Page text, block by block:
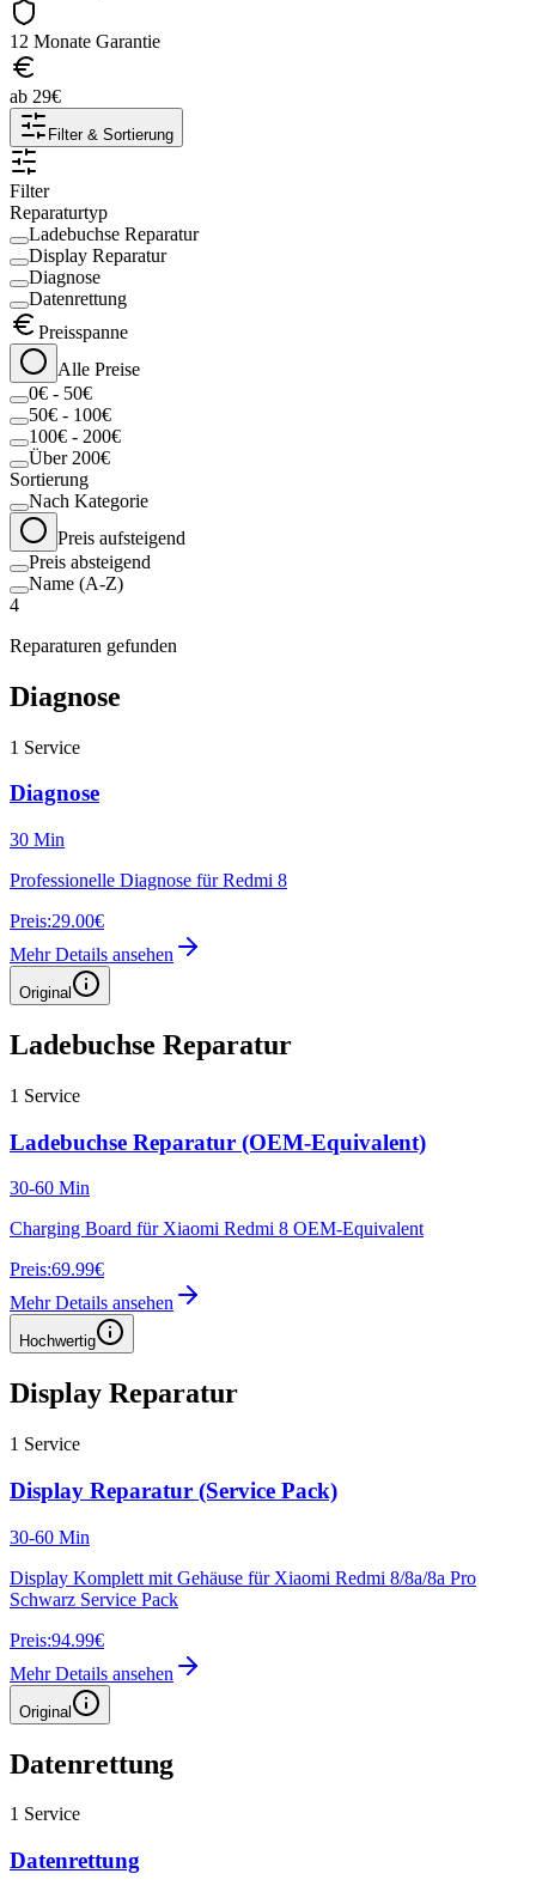
12 Monate Garantie
ab 29€
Filter & Sortierung
Filter
Reparaturtyp
Ladebuchse Reparatur
Display Reparatur
Diagnose
Datenrettung
Preisspanne
Alle Preise
0€ - 50€
50€ - 100€
100€ - 200€
Über 200€
Sortierung
Nach Kategorie
Preis aufsteigend
Preis absteigend
Name (A-Z)
4
Reparaturen gefunden
Diagnose
1 Service
Diagnose
30 Min
Professionelle Diagnose für Redmi 8
Preis:29.00€
Mehr Details ansehen
Original
Ladebuchse Reparatur
1 Service
Ladebuchse Reparatur (OEM-Equivalent)
30-60 Min
Charging Board für Xiaomi Redmi 8 OEM-Equivalent
Preis:69.99€
Mehr Details ansehen
Hochwertig
Display Reparatur
1 Service
Display Reparatur (Service Pack)
30-60 Min
Display Komplett mit Gehäuse für Xiaomi Redmi 8/8a/8a Pro
Schwarz Service Pack
Preis:94.99€
Mehr Details ansehen
Original
Datenrettung
1 Service
Datenrettung